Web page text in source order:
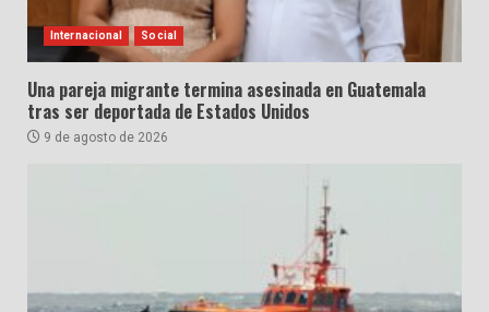
Internacional Social
Una pareja migrante termina asesinada en Guatemala
tras ser deportada de Estados Unidos
9 de agosto de 2026